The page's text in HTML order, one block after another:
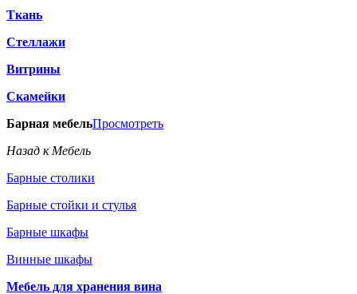
Ткань
Стеллажи
Витрины
Скамейки
Барная мебельПросмотреть
Назад к Мебель
Барные столики
Барные стойки и стулья
Барные шкафы
Винные шкафы
Мебель для хранения вина